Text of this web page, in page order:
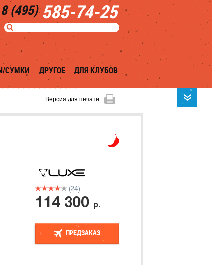
8 (495)585-74-25
СУМКИ ДРУГОЕ ДЛЯ КЛУБОВ
Версия для печати
(24)
114 300 р.
ПРЕДЗАКАЗ